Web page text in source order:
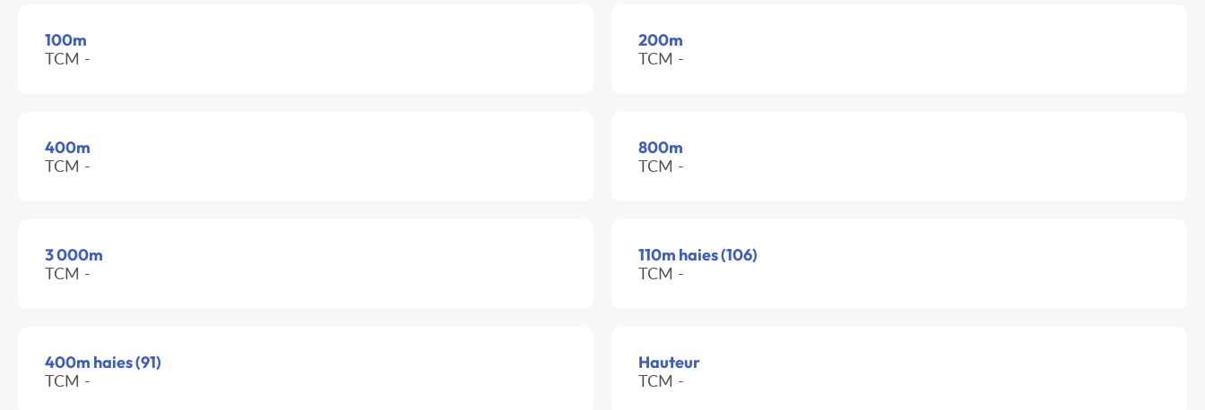
100m
TCM -
200m
TCM -
400m
TCM -
800m
TCM -
3 000m
TCM -
110m haies (106)
TCM -
400m haies (91)
TCM -
Hauteur
TCM -